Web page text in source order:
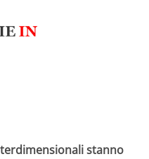
stanno